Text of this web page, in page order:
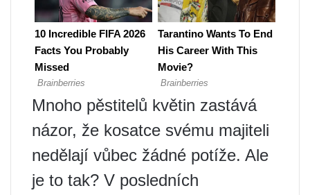
Mnoho pěstitelů květin zastává
názor, že kosatce svému majiteli
nedělají vůbec žádné potíže. Ale
je to tak? V posledních